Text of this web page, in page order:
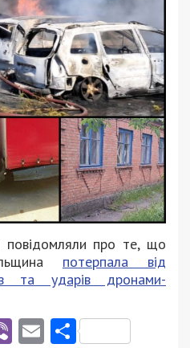
повідомляли про те, що
потерпала від
та ударів дронами-
ViberEmail